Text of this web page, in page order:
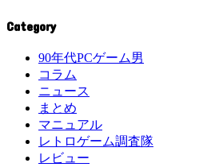
Category
90年代PCゲーム男
コラム
ニュース
まとめ
マニュアル
レトロゲーム調査隊
レビュー